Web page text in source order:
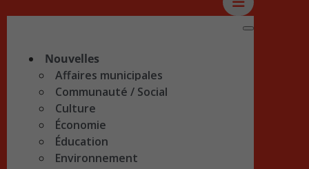
Nouvelles
Affaires municipales
Communauté / Social
Culture
Économie
Éducation
Environnement